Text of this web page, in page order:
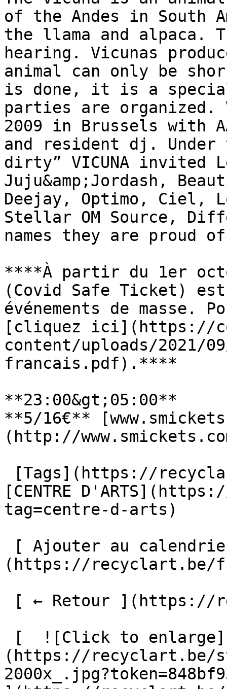
of the Andes in South
the llama and alpaca.
hearing. Vicunas
animal can only be
is done, it is a
parties are organized.
2009 in Brussels with
and resident dj. Under
dirty” VICUNA invited
Juju&amp;Jordash,
Deejay, Optimo, Ciel,
Stellar OM Source,
names they are proud
****À partir du 1er
(Covid Safe Ticket)
événements de masse.
[cliquez ici](https://
content/uploads/2021/
francais.pdf).****
**23:00&gt;05:00**
**5/16€**
(http://
[CENTRE
tag=centre-d-arts)
(https://recyclart.be/
(https://recyclart.be/